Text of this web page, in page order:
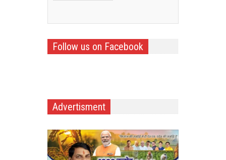
Follow us on Facebook
Advertisment